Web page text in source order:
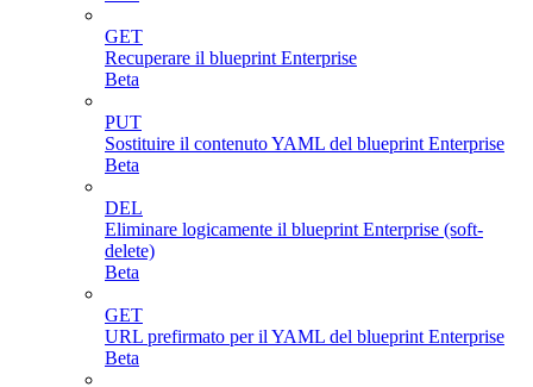
GET
Recuperare il blueprint Enterprise
Beta
PUT
Sostituire il contenuto YAML del blueprint Enterprise
Beta
DEL
Eliminare logicamente il blueprint Enterprise (soft-
delete)
Beta
GET
URL prefirmato per il YAML del blueprint Enterprise
Beta